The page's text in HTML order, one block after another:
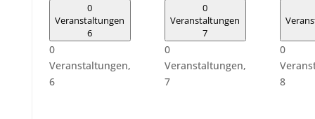
0
Veranstaltungen
6
0
Veranstaltungen,
6
0
Veranstaltungen
7
0
Veranstaltungen,
7
0
8